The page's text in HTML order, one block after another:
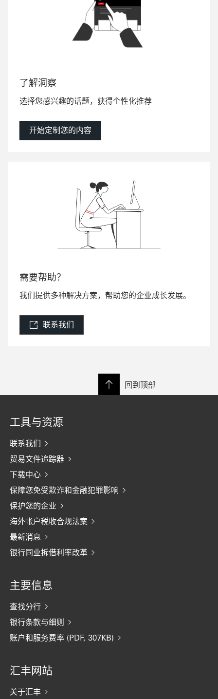
了解洞察
选择您感兴趣的话题，获得个性化推荐
开始定制您的内容
需要帮助？
我们提供多种解决方案，帮助您的企业成长发展。
联系我们
回到顶部
工具与资源
联系我们
贸易文件追踪器
下载中心
保障您免受欺诈和金融犯罪影响
保护您的企业
海外帐户税收合规法案
最新消息
银行同业拆借利率改革
主要信息
查找分行
银行条款与细则
账户和服务费率 (PDF, 307KB)
汇丰网站
关于汇丰